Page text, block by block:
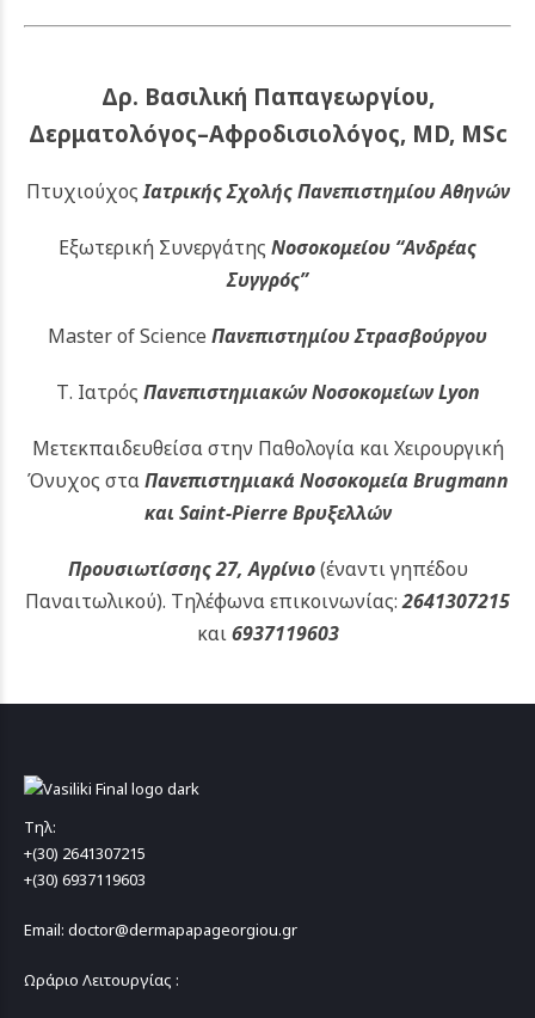
Δρ. Βασιλική Παπαγεωργίου,
Δερματολόγος–Αφροδισιολόγος, MD, MSc
ΠτυχιούχοςΙατρικής Σχολής Πανεπιστημίου Αθηνών
Εξωτερική Συνεργάτης Νοσοκομείου “Ανδρέας
Συγγρός”
Master of Science Πανεπιστημίου Στρασβούργου
Τ. Ιατρός Πανεπιστημιακών Νοσοκομείων Lyon
Μετεκπαιδευθείσα στην Παθολογία και Χειρουργική
Όνυχος σταΠανεπιστημιακά Νοσοκομεία Brugmann
και Saint-Pierre Βρυξελλών
Προυσιωτίσσης 27, Αγρίνιο(έναντι γηπέδου
Παναιτωλικού). Τηλέφωνα επικοινωνίας:2641307215
και6937119603
Τηλ:
+(30) 2641307215
+(30) 6937119603
Email: doctor@dermapapageorgiou.gr
Ωράριο Λειτουργίας :